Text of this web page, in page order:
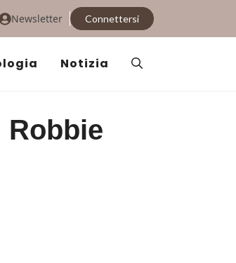
Newsletter Connettersi
Notizia